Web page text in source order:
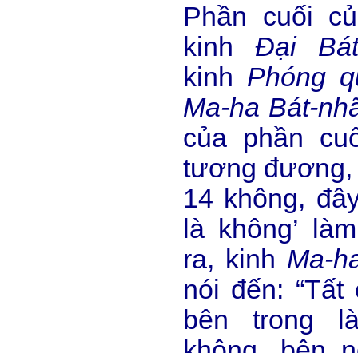
Phần cuối
kinh Đại
kinh Phóng
Ma-ha Bát-
của phần
tương đương,
14 không,
là không’
ra, kinh Ma-
nói đến:
bên trong